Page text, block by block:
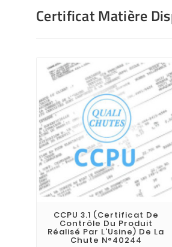
Certificat Matière
CCPU 3.1 (Certificat De
Contrôle Du Produit
Réalisé Par L'Usine) De La
Chute N°40244